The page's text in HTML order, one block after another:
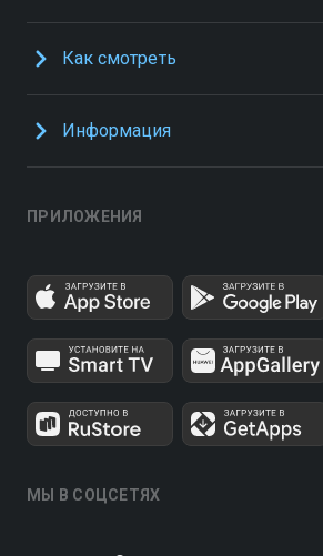
Как смотреть
Информация
ПРИЛОЖЕНИЯ
МЫ В СОЦСЕТЯХ